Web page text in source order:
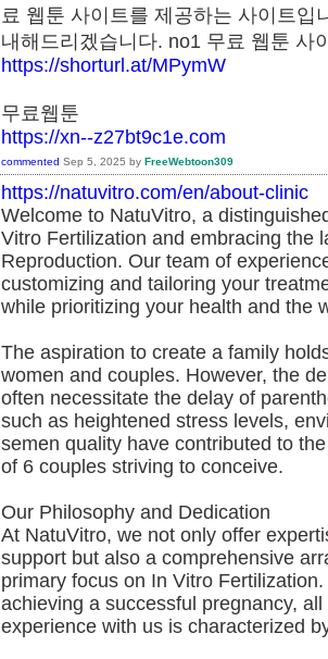
료 웹툰 사이트를 제공하는 사이트
내해드리겠습니다. no1 무료 웹툰
https://shorturl.at/MPymW
무료웹툰
https://xn--z27bt9c1e.com
commented Sep 5, 2025 by FreeWebtoon309
https://natuvitro.com/en/about-clinic
Welcome to NatuVitro, a
Vitro Fertilization and embracing the
Reproduction. Our team of
customizing and tailoring your
while prioritizing your health and the
The aspiration to create a family
women and couples. However, the
often necessitate the delay of
such as heightened stress levels,
semen quality have contributed to
of 6 couples striving to conceive.
Our Philosophy and Dedication
At NatuVitro, we not only offer
support but also a comprehensive
primary focus on In Vitro
achieving a successful pregnancy,
experience with us is characterized